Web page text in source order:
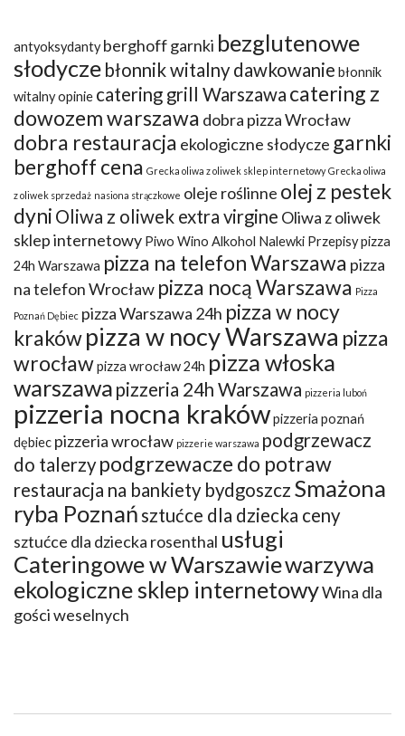
antyoksydanty berghoff garnki bezglutenowe
słodycze błonnik witalny dawkowanie błonnik
witalny opinie catering grill Warszawa catering z
dowozem warszawa dobra pizza Wrocław
dobra restauracja ekologiczne słodycze garnki
berghoff cena Grecka oliwa z oliwek sklep internetowy Grecka oliwa
z oliwek sprzedaż nasiona strączkowe oleje roślinne olej z pestek
dyni Oliwa z oliwek extra virgine Oliwa z oliwek
sklep internetowy Piwo Wino Alkohol Nalewki Przepisypizza
24h Warszawa pizza na telefon Warszawa pizza
na telefon Wrocław pizza nocą Warszawa Pizza
Poznań Dębiec pizza Warszawa 24h pizza w nocy
krakówpizza w nocy Warszawa pizza
wrocławpizza wrocław 24h pizza włoska
warszawa pizzeria 24h Warszawa pizzeria luboń
pizzeria nocna krakówpizzeria poznań
dębiec pizzeria wrocław pizzerie warszawa podgrzewacz
do talerzy podgrzewacze do potraw
restauracja na bankiety bydgoszcz Smażona
ryba Poznań sztućce dla dziecka ceny
sztućce dla dziecka rosenthal usługi
Cateringowe w Warszawiewarzywa
ekologiczne sklep internetowyWina dla
gości weselnych